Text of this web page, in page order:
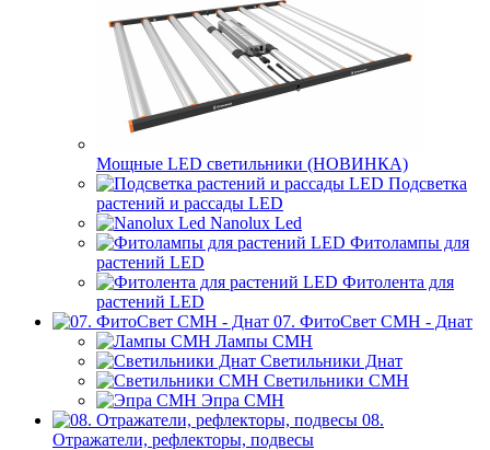
Мощные LED светильники (НОВИНКА)
Подсветка
растений и рассады LED
Nanolux Led
Фитолампы для
растений LED
Фитолента для
растений LED
07. ФитоСвет CMH - Днат
Лампы СМН
Светильники Днат
Светильники СМН
Эпра СМН
08.
Отражатели, рефлекторы, подвесы